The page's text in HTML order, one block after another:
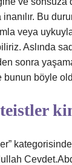
inanılır. Bu
veya
Aslında
sonra
bunun böyle